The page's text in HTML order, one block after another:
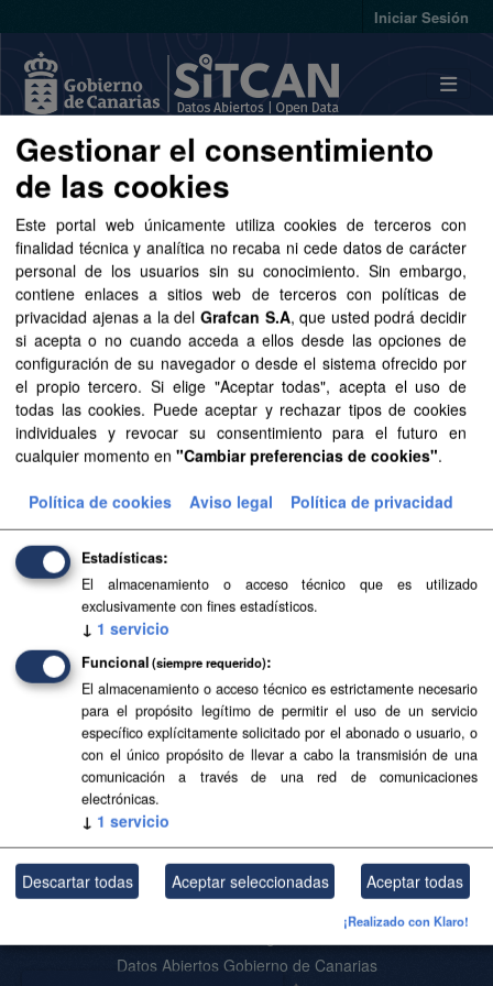
Iniciar Sesión
Conjuntos de datos
Ordenar por
1 conjunto de datos encontrado
Formatos: CSV SHP GeoJSON
Grupos:
Aviso Legal del Gobierno de Canarias
Filtrar Resultados
Centros educativos
Centros educativos y áreas de influencia de educación
infantil, primaria y secundaria de Canarias.
GeoJSON SHP CSV
Usted también puede acceder a este registro utilizando los
API Docs ).
Datos Abiertos Gobierno de Canarias
Gestionar el consentimiento
de las cookies
Este portal web únicamente utiliza cookies de terceros con
finalidad técnica y analítica no recaba ni cede datos de carácter
personal de los usuarios sin su conocimiento. Sin embargo,
contiene enlaces a sitios web de terceros con políticas de
privacidad ajenas a la del Grafcan S.A, que usted podrá decidir
si acepta o no cuando acceda a ellos desde las opciones de
configuración de su navegador o desde el sistema ofrecido por
el propio tercero. Si elige "Aceptar todas", acepta el uso de
todas las cookies. Puede aceptar y rechazar tipos de cookies
individuales y revocar su consentimiento para el futuro en
cualquier momento en "Cambiar preferencias de cookies".
Política de cookies Aviso legal Política de privacidad
Estadísticas
El almacenamiento o acceso técnico que es utilizado
exclusivamente con fines estadísticos.
↓ 1 servicio
Funcional (siempre requerido)
El almacenamiento o acceso técnico es estrictamente necesario
para el propósito legítimo de permitir el uso de un servicio
específico explícitamente solicitado por el abonado o usuario, o
con el único propósito de llevar a cabo la transmisión de una
comunicación a través de una red de comunicaciones
electrónicas.
↓ 1 servicio
Descartar todas Aceptar seleccionadas Aceptar todas
¡Realizado con Klaro!